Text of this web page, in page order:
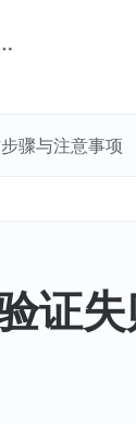
理？操作步骤与注意事项
骤与注意事项
证